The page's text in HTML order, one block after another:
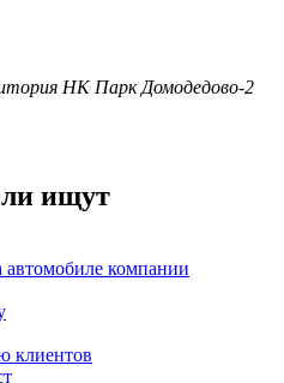
НК Парк Домодедово-2
ищут
автомобиле компании
клиентов